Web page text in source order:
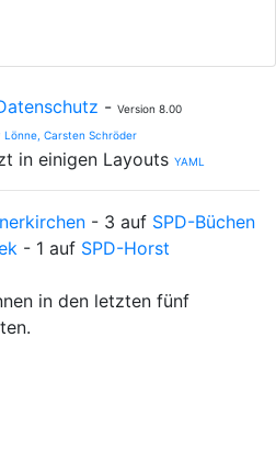
- Version 8.00
Lönne, Carsten Schröder
in einigen Layouts YAML
- 3 auf SPD-Büchen
- 1 auf SPD-Horst
in den letzten fünf